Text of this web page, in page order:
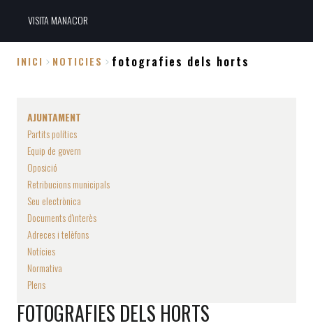
VISITA MANACOR
INICI NOTICIES fotografies dels horts
AJUNTAMENT
Partits polítics
Equip de govern
Oposició
Retribucions municipals
Seu electrònica
Documents d'interès
Adreces i telèfons
Notícies
Normativa
Plens
FOTOGRAFIES DELS HORTS